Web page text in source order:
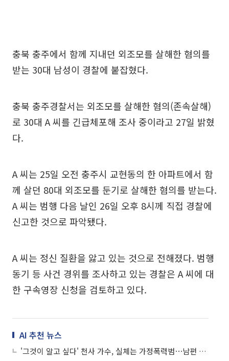
충북 충주에서 함께 지내던 외조모를 살해한 혐의를
받는 30대 남성이 경찰에 붙잡혔다.
충북 충주경찰서는 외조모를 살해한 혐의(존속살해)
로 30대 A 씨를 긴급체포해 조사 중이라고 27일 밝혔
다.
A 씨는 25일 오전 충주시 교현동의 한 아파트에서 함
께 살던 80대 외조모를 둔기로 살해한 혐의를 받는다.
A 씨는 범행 다음 날인 26일 오후 8시께 직접 경찰에
신고한 것으로 파악됐다.
A 씨는 정신 질환을 앓고 있는 것으로 전해졌다. 범행
동기 등 사건 경위를 조사하고 있는 경찰은 A 씨에 대
한 구속영장 신청을 검토하고 있다.
AI 추천 뉴스
'그것이 알고 싶다' 천사 가수, 실체는 가정폭력범⋯남편 폭행에 친딸 살해까지